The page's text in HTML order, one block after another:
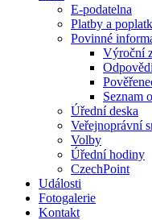
E-podatelna
Platby a
Povinné
Výroční
Seznam
Úřední deska
Veřejnoprávní
Volby
Úřední hodiny
CzechPoint
Události
Fotogalerie
Kontakt